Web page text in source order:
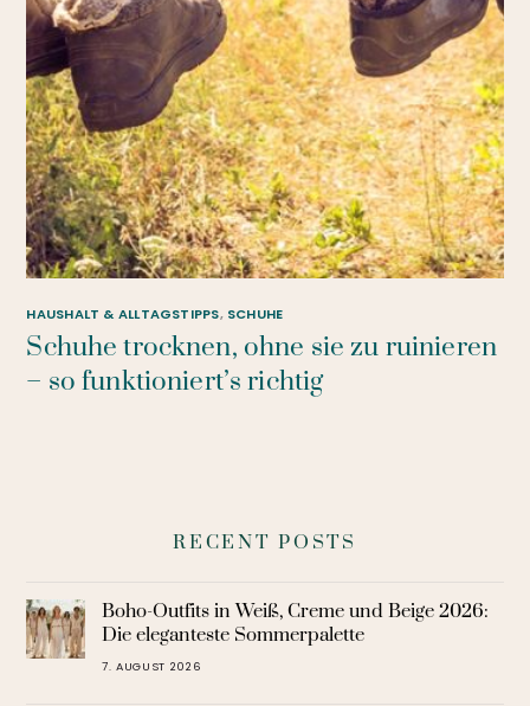
HAUSHALT & ALLTAGSTIPPS, SCHUHE
Schuhe trocknen, ohne sie zu ruinieren
– so funktioniert’s richtig
RECENT POSTS
Boho-Outfits in Weiß, Creme und Beige 2026:
Die eleganteste Sommerpalette
7. AUGUST 2026